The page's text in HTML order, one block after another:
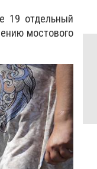
19 отдельный
мостового